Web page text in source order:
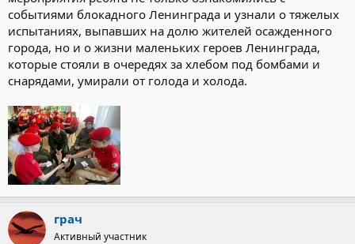
событиями блокадного Ленинграда и узнали о тяжелых
испытаниях, выпавших на долю жителей осажденного
города, но и о жизни маленьких героев Ленинграда,
которые стояли в очередях за хлебом под бомбами и
снарядами, умирали от голода и холода.
грач
Активный участник